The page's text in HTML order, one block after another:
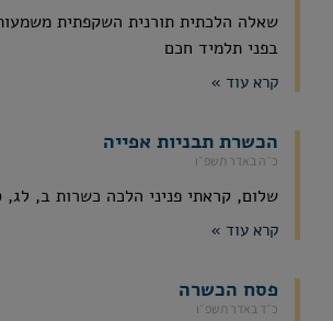
שאלה הלכתית תורנית השקפתית
בפני תלמיד חכם
קרא עוד »
הכשרת תבניות אפייה
כ״ה באדר תשפ״ו
שלום, קראתי פניני הלכה כשרות ב, לג,
קרא עוד »
פסח הכשרה
כ״ד באדר תשפ״ו